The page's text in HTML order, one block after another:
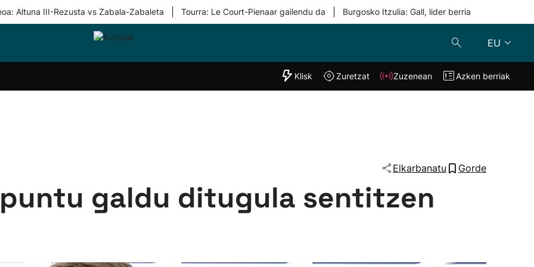
Altuna III-Rezusta vs Zabala-Zabaleta Tourra: Le Court-Pienaar gailendu da Burgosko Itzulia: Gall, lider berria
EU
Taldeak
"Helmuga"
Klisk Zuzenean
Klisk Zuretzat Zuzenean Azken berriak
Elkarbanatu Gorde
galdu ditugula sentitzen